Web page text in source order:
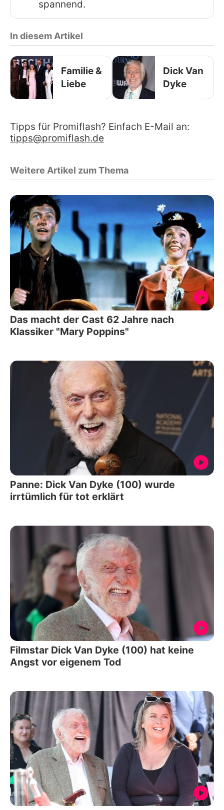
spannend.
In diesem Artikel
Familie &
Liebe
Dick Van
Dyke
Tipps für Promiflash? Einfach E-Mail an:
tipps@promiflash.de
Weitere Artikel zum Thema
Das macht der Cast 62 Jahre nach
Klassiker "Mary Poppins"
Panne: Dick Van Dyke (100) wurde
irrtümlich für tot erklärt
Filmstar Dick Van Dyke (100) hat keine
Angst vor eigenem Tod